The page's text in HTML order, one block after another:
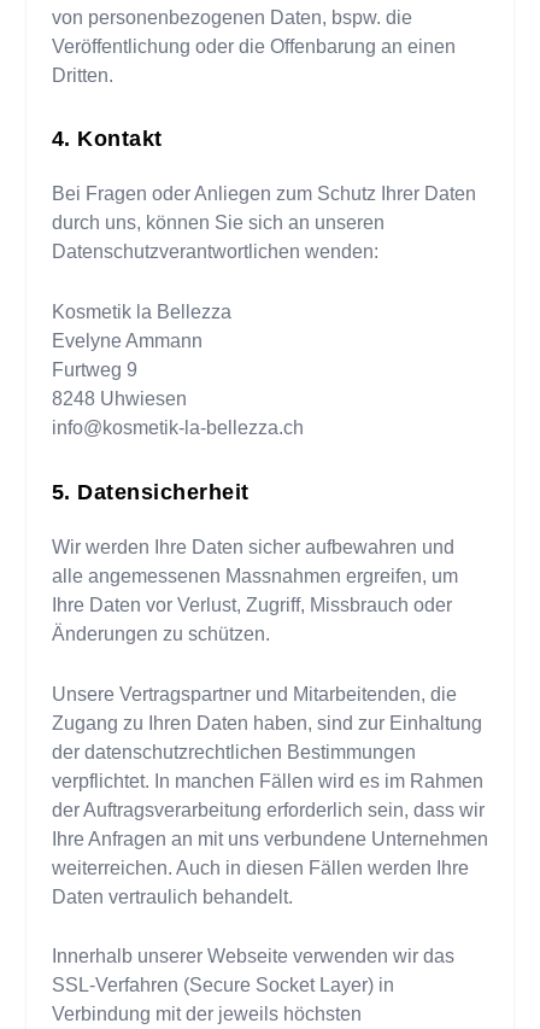
von personenbezogenen Daten, bspw. die
Veröffentlichung oder die Offenbarung an einen
Dritten.
Kontakt
Bei Fragen oder Anliegen zum Schutz Ihrer Daten
durch uns, können Sie sich an unseren
Datenschutzverantwortlichen wenden:
Kosmetik la Bellezza
Evelyne Ammann
Furtweg 9
8248 Uhwiesen
info@kosmetik-la-bellezza.ch
Datensicherheit
Wir werden Ihre Daten sicher aufbewahren und
alle angemessenen Massnahmen ergreifen, um
Ihre Daten vor Verlust, Zugriff, Missbrauch oder
Änderungen zu schützen.
Unsere Vertragspartner und Mitarbeitenden, die
Zugang zu Ihren Daten haben, sind zur Einhaltung
der datenschutzrechtlichen Bestimmungen
verpflichtet. In manchen Fällen wird es im Rahmen
der Auftragsverarbeitung erforderlich sein, dass wir
Ihre Anfragen an mit uns verbundene Unternehmen
weiterreichen. Auch in diesen Fällen werden Ihre
Daten vertraulich behandelt.
Innerhalb unserer Webseite verwenden wir das
SSL-Verfahren (Secure Socket Layer) in
Verbindung mit der jeweils höchsten